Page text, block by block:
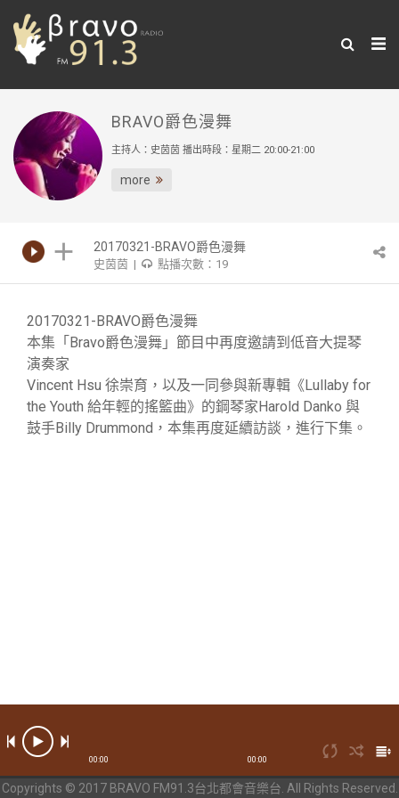
BRAVO爵色漫舞
主持人：史茵茵 播出時段：星期二 20:00-21:00
more
00:00 00:00
Copyrights © 2017 BRAVO FM91.3台北都會音樂台. All Rights Reserved.
20170321-BRAVO爵色漫舞
史茵茵 | 點播次數：19
20170321-BRAVO爵色漫舞
本集「Bravo爵色漫舞」節目中再度邀請到低音大提琴
演奏家
Vincent Hsu 徐崇育，以及一同參與新專輯《Lullaby for
the Youth 給年輕的搖籃曲》的鋼琴家Harold Danko 與
鼓手Billy Drummond，本集再度延續訪談，進行下集。